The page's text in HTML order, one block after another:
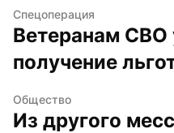
Спецоперация
Ветеранам СВО
получение
Общество
Из другого